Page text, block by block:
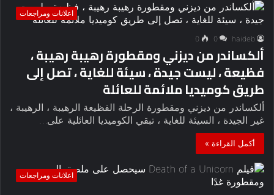
اعلانات ومراجعات
haideb
0
0
ألكساندر من ديزني ومقطورة رهيبة رهيبة ،
فظيعة ، ليست جيدة ، سيئة للغاية ، تصل إلى
طريق كوميديا ​​ملائمة للعائلة
ألكساندر من ديزني ومقطورة الرحلة الفظيعة الرهيبة ، الرهيبة ،
غير الجيدة ، السيئة للغاية ، تبقي الكوميديا ​​العائلية على…
أكمل القراءة »
اعلانات ومراجعات